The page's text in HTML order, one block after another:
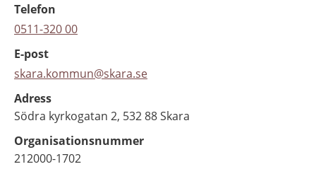
Telefon
0511-320 00
E-post
skara.kommun@skara.se
Adress
Södra kyrkogatan 2, 532 88 Skara
Organisationsnummer
212000-1702